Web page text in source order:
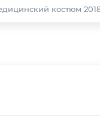
костюм